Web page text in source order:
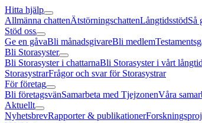
Hitta hjälp
Allmänna chattenÄtstörningschattenLångtidsstödSå
Stöd oss
Ge en gåvaBli månadsgivareBli medlem
Bli Storasyster
Bli Storasyster i chattarnaBli Storasyster i vårt
StorasystrarFrågor och svar för Storasystrar
För företag
Bli företagsvänSamarbeta med TjejzonenVåra
Aktuellt
NyhetsbrevRapporter & publikationer